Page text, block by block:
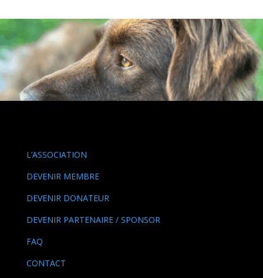
L’ASSOCIATION
DEVENIR MEMBRE
DEVENIR DONATEUR
DEVENIR PARTENAIRE / SPONSOR
FAQ
CONTACT